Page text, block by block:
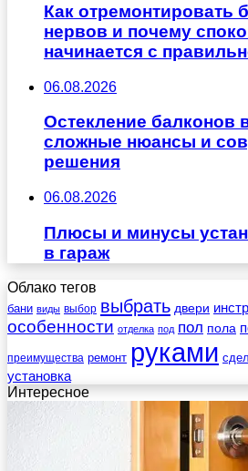
Как отремонтировать
нервов и почему
начинается с
06.08.2026
Остекление балконов
сложные нюансы и
решения
06.08.2026
Плюсы и минусы
в гараж
Облако тегов
бани виды выбор выбрать двери
особенности отделка под пол пола
преимущества ремонт руками
установка
Интересное